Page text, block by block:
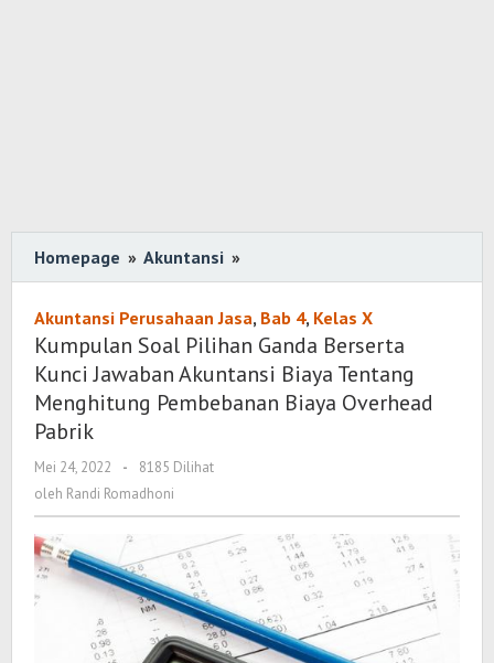
Homepage » Akuntansi »
Soal
Pilihan
Ganda
Berserta
Jawaban
Menghitung
Pembebanan
Biaya
Overhead
Pabrik
Akuntansi Perusahaan Jasa, Bab 4, Kelas X
Kumpulan Soal Pilihan Ganda Berserta
Kunci Jawaban Akuntansi Biaya Tentang
Menghitung Pembebanan Biaya Overhead
Pabrik
Mei 24, 2022
oleh
Randi
-
8185 Dilihat
oleh Randi Romadhoni